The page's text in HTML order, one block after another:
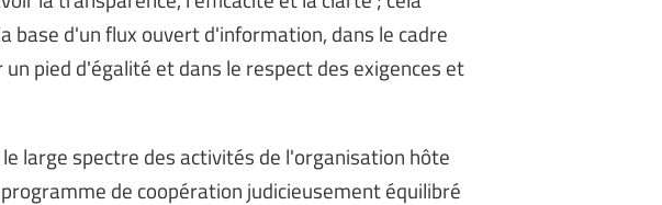
base d'un flux ouvert d'information, dans le cadre
pied d'égalité et dans le respect des exigences et
large spectre des activités de l'organisation hôte
de coopération judicieusement équilibré